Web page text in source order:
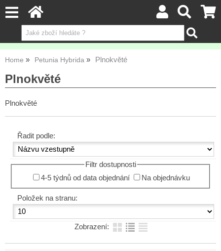
Home Petunia Hybrida Plnokvěté
Plnokvěté
Plnokvěté
Řadit podle:
Filtr dostupnosti
4-5 týdnů od data objednání
Na objednávku
Položek na stranu:
Zobrazení: